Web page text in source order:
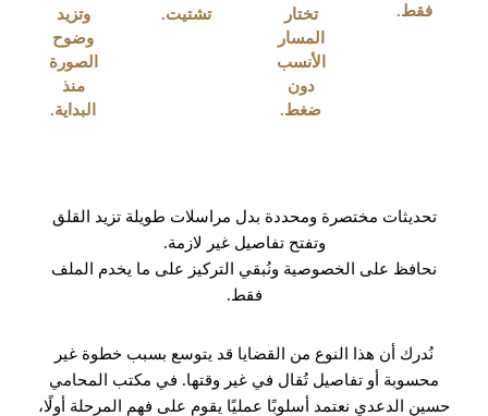
فقط.
تختار
المسار
الأنسب
دون
ضغط.
تشتيت.
وتزيد
وضوح
الصورة
منذ
البداية.
تحديثات مختصرة ومحددة بدل مراسلات طويلة تزيد القلق
وتفتح تفاصيل غير لازمة.
نحافظ على الخصوصية ونُبقي التركيز على ما يخدم الملف
فقط.
نُدرك أن هذا النوع من القضايا قد يتوسع بسبب خطوة غير
محسوبة أو تفاصيل تُقال في غير وقتها. في مكتب المحامي
حسين الدعدي نعتمد أسلوبًا عمليًا يقوم على فهم المرحلة أولًا،